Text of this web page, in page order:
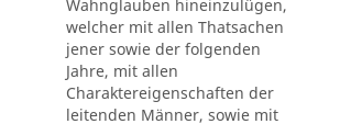
Wahnglauben hineinzulügen,
welcher mit allen Thatsachen
jener sowie der folgenden
Jahre, mit allen
Charaktereigenschaften der
leitenden Männer, sowie mit